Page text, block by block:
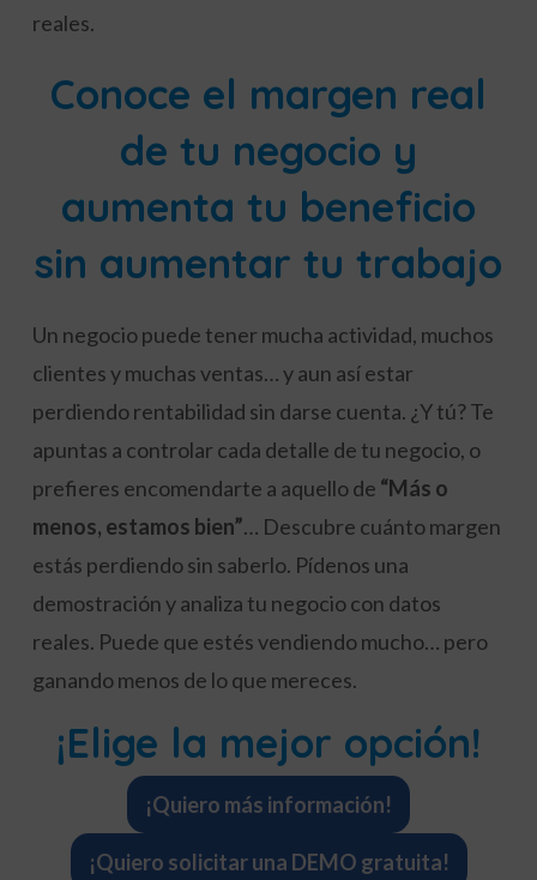
reales.
Conoce el margen real
de tu negocio y
aumenta tu beneficio
sin aumentar tu trabajo
Un negocio puede tener mucha actividad, muchos
clientes y muchas ventas… y aun así estar
perdiendo rentabilidad sin darse cuenta. ¿Y tú? Te
apuntas a controlar cada detalle de tu negocio, o
prefieres encomendarte a aquello de “Más o
menos, estamos bien”… Descubre cuánto margen
estás perdiendo sin saberlo. Pídenos una
demostración y analiza tu negocio con datos
reales. Puede que estés vendiendo mucho… pero
ganando menos de lo que mereces.
¡Elige la mejor opción!
¡Quiero más información!
¡Quiero solicitar una DEMO gratuita!